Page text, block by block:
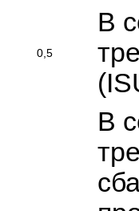
0,5
В
В